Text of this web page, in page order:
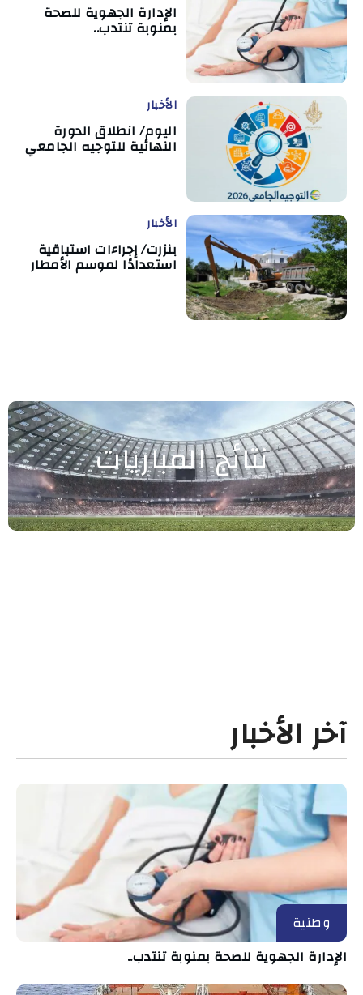
الإدارة الجهوية للصحة
بمنوبة تنتدب..
الأخبار
اليوم/ انطلاق الدورة
النهائية للتوجيه الجامعي
الأخبار
بنزرت/ إجراءات استباقية
استعدادًا لموسم الأمطار
نتائج المباريات
آخر الأخبار
وطنية
الإدارة الجهوية للصحة بمنوبة تنتدب..